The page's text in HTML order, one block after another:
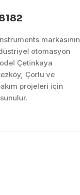
markasının
otomasyon
Çetinkaya
Çorlu ve
projeleri için